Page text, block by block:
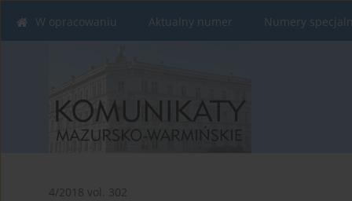
W opracowaniu Aktualny numer Numery
4/2018 vol. 302